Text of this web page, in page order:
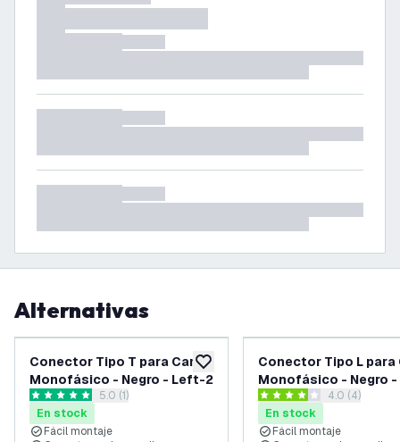
Alternativas
añadir a lista de deseos
Conector Tipo T para Carril
Monofásico - Negro - Left-2
abrir el panel de reseñas
5 estrellas de puntuación
5.0 (1)
En stock
Fácil montaje
Conector Tipo L para
Monofásico - Negro
abrir el
4 estrellas de puntuación
4.0 (4)
En stock
Fácil montaje